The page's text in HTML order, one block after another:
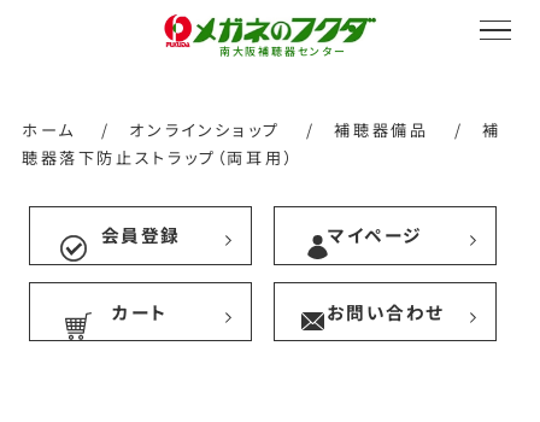
南大阪補聴器センター
サービス紹介
ホーム / オンラインショップ /補聴器備品 /補
聴器落下防止ストラップ（両耳用）
会員登録 マイページ
カート お問い合わせ